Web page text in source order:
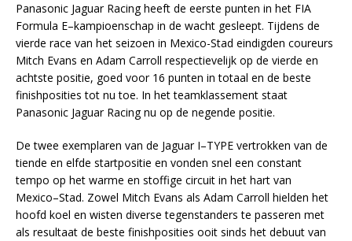
Panasonic Jaguar Racing heeft de eerste punten in het FIA
Formula E–kampioenschap in de wacht gesleept. Tijdens de
vierde race van het seizoen in Mexico-Stad eindigden coureurs
Mitch Evans en Adam Carroll respectievelijk op de vierde en
achtste positie, goed voor 16 punten in totaal en de beste
finishposities tot nu toe. In het teamklassement staat
Panasonic Jaguar Racing nu op de negende positie.
De twee exemplaren van de Jaguar I–TYPE vertrokken van de
tiende en elfde startpositie en vonden snel een constant
tempo op het warme en stoffige circuit in het hart van
Mexico–Stad. Zowel Mitch Evans als Adam Carroll hielden het
hoofd koel en wisten diverse tegenstanders te passeren met
als resultaat de beste finishposities ooit sinds het debuut van